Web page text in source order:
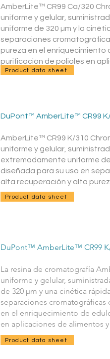
AmberLite™ CR99 Ca/320
uniforme y gelular,
uniforme de 320 µm y la
separaciones
pureza en el enriquecimiento
purificación de polioles en
DuPont™ AmberLite™ CR99
AmberLite™ CR99 K/310
uniforme y gelular,
extremadamente uniforme
diseñada para su uso en
alta recuperación y alta
Product data sheet
Product data sheet
DuPont™ AmberLite™ CR99
La resina de cromatografía
uniforme y gelular,
de 320 µm y una cinética
separaciones cromatográficas
en el enriquecimiento de
en aplicaciones de alimentos
Product data sheet